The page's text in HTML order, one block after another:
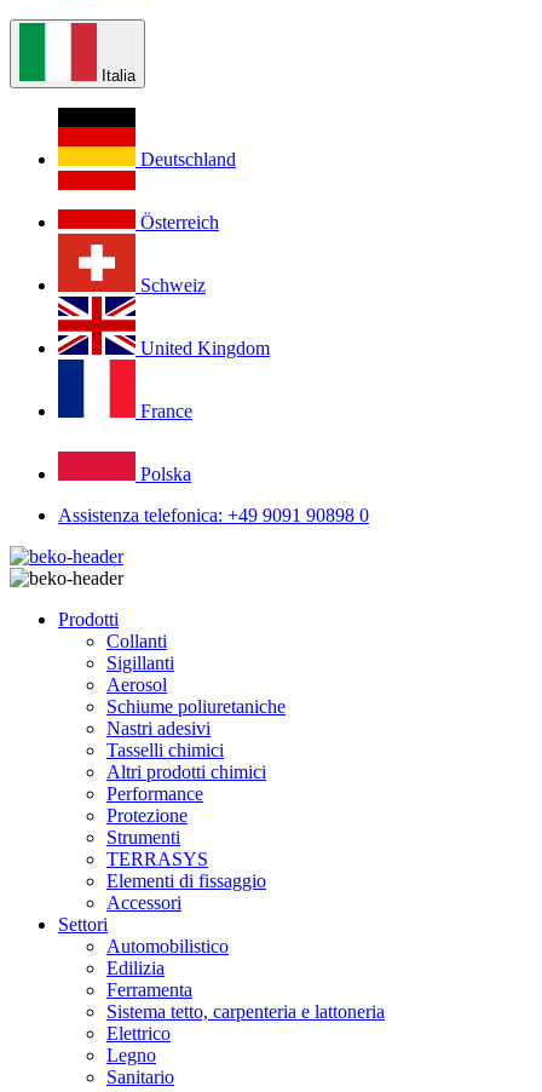
Italia
Deutschland
Österreich
Schweiz
United Kingdom
France
Polska
Assistenza telefonica: +49 9091 90898 0
Prodotti
Collanti
Sigillanti
Aerosol
Schiume poliuretaniche
Nastri adesivi
Tasselli chimici
Altri prodotti chimici
Performance
Protezione
Strumenti
TERRASYS
Elementi di fissaggio
Accessori
Settori
Automobilistico
Edilizia
Ferramenta
Sistema tetto, carpenteria e lattoneria
Elettrico
Legno
Sanitario